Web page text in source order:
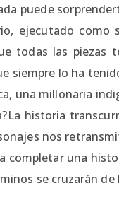
puede
ejecutado
todas las piezas
siempre lo ha
una millonaria
historia
nos
completar una
se cruzarán